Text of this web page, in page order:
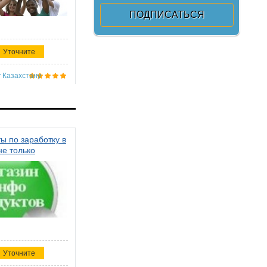
Уточните
Казахстану
по заработку в
только
Уточните